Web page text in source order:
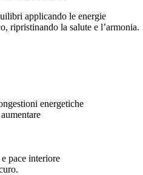
applicando le energie
ripristinando la salute e l’armonia.
energetiche
pace interiore